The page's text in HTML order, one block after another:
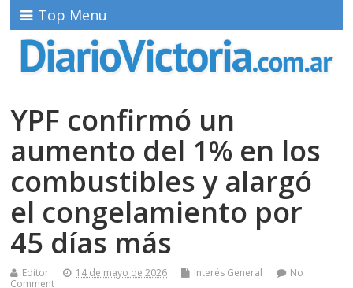
Top Menu
YPF confirmó un
aumento del 1% en los
combustibles y alargó
el congelamiento por
45 días más
Editor 14 de mayo de 2026 Interés General
No
Comment